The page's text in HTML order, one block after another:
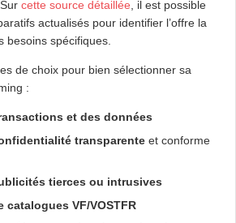
cette source détaillée , il est possible
actualisés pour identifier l’offre la
besoins spécifiques.
de choix pour bien sélectionner sa
:
et des données
transparente et conforme
tierces ou intrusives
catalogues VF/VOSTFR